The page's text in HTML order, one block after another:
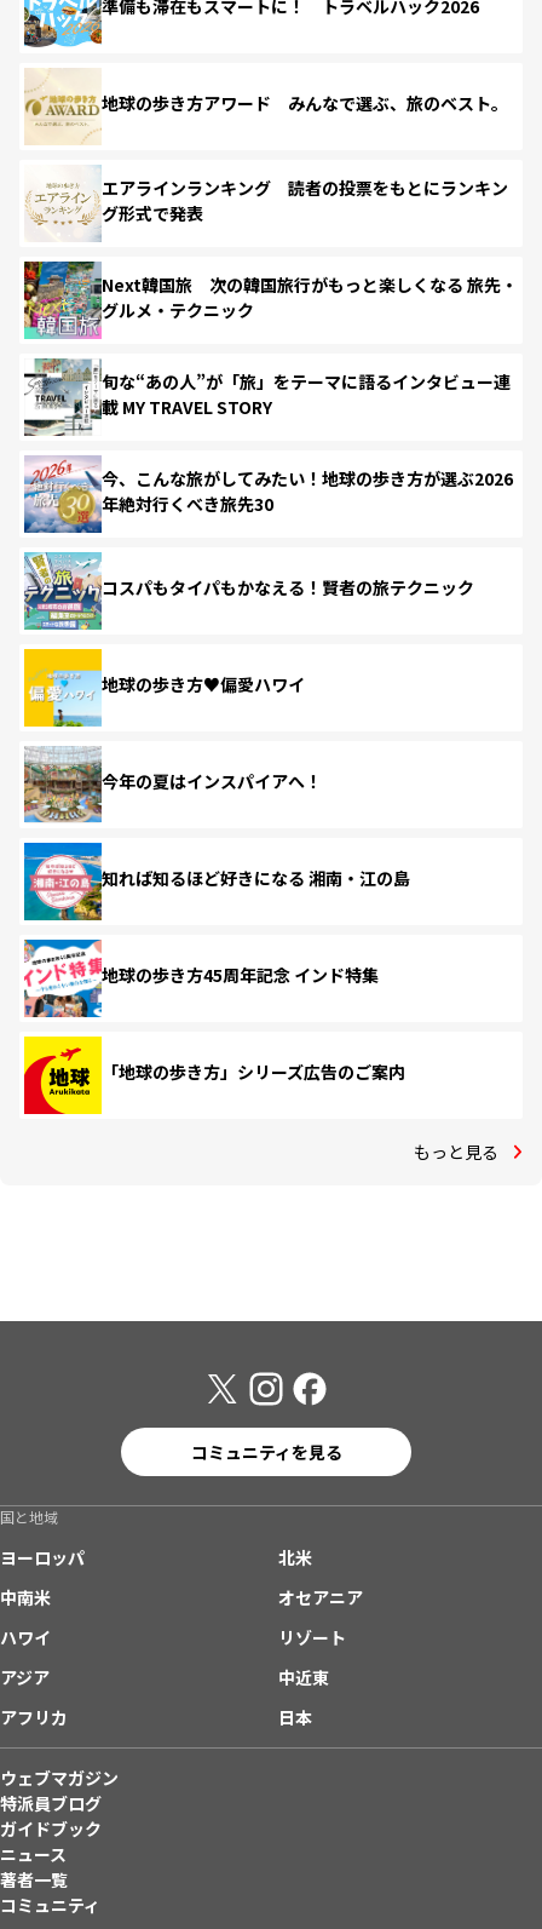
準備も滞在もスマートに！ トラベルハック2026
地球の歩き方アワード みんなで選ぶ、旅のベスト。
エアラインランキング 読者の投票をもとにランキン
グ形式で発表
Next韓国旅 次の韓国旅行がもっと楽しくなる 旅先・
グルメ・テクニック
旬な“あの人”が「旅」をテーマに語るインタビュー連
載 MY TRAVEL STORY
今、こんな旅がしてみたい！地球の歩き方が選ぶ2026
年絶対行くべき旅先30
コスパもタイパもかなえる！賢者の旅テクニック
地球の歩き方♥偏愛ハワイ
今年の夏はインスパイアへ！
知れば知るほど好きになる 湘南・江の島
地球の歩き方45周年記念 インド特集
「地球の歩き方」シリーズ広告のご案内
もっと見る
コミュニティを見る
国と地域
ヨーロッパ
北米
中南米
オセアニア
ハワイ
リゾート
アジア
中近東
アフリカ
日本
ウェブマガジン
特派員ブログ
ガイドブック
ニュース
著者一覧
コミュニティ